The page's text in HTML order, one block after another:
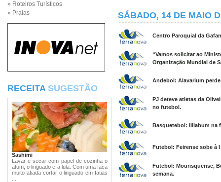
» Roteiros Turísticos
» Praias
RECEITA SUGESTÃO
Sashimi
Lavar e secar com papel de cozinha o
atum, o linguado e a lula. Com uma faca
muito afiada cortar o linguado em fatias
SÁBADO, 14 DE MAIO
Centro Paroquial da
“Vamos solicitar ao
Organização Mundial de
Andebol: Alavarium
PJ deteve atletas da
no futebol.
Basquetebol: Illiabum na
Futebol: Feirense sobe à
Futebol: Mourisquense,
semana.